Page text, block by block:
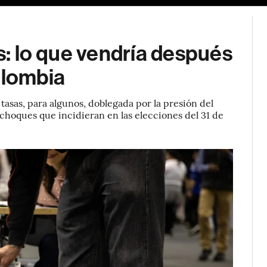
lo que vendría después
para algunos, doblegada por la presión del
que incidieran en las elecciones del 31 de